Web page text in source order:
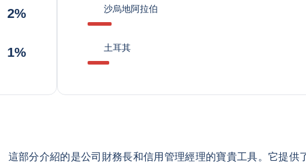
2%
1%
沙烏地阿拉伯
土耳其
這部分介紹的是公司財務長和信用管理經理的寶貴工具。它提供